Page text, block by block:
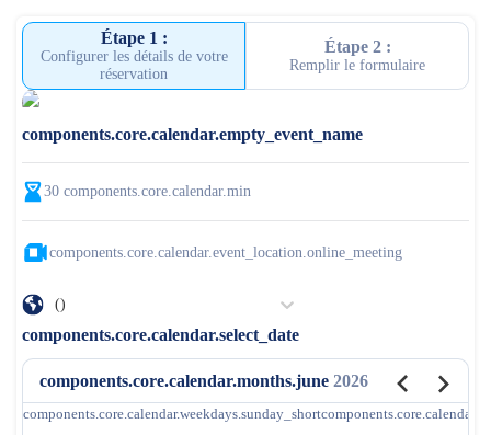
Étape 1 :
Configurer les détails de votre
réservation
Étape 2 :
Remplir le formulaire
components.core.calendar.empty_event_name
30 components.core.calendar.min
components.core.calendar.event_location.online_meeting
()
components.core.calendar.select_date
components.core.calendar.months.june 2026
components.core.calendar.weekdays.sunday_short